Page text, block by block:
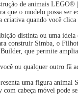
de animais
que o modelo possa
criativa quando você
distinta ou uma
construir Simba, o
que permite
ou qualquer outro
uma figura
cabeça móvel pode